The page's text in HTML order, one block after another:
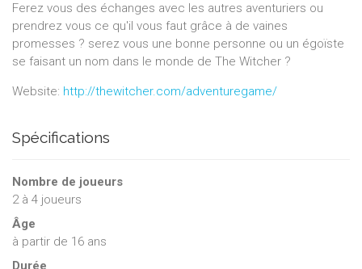
Ferez vous des échanges avec les autres aventuriers ou
prendrez vous ce qu'il vous faut grâce à de vaines
promesses ? serez vous une bonne personne ou un égoïste
se faisant un nom dans le monde de The Witcher ?
Website: http://thewitcher.com/adventuregame/
Spécifications
Nombre de joueurs
2à 4 joueurs
Âge
à partir de 16 ans
Durée